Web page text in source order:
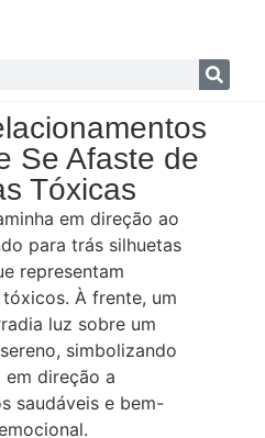
Se Afaste de
Tóxicas